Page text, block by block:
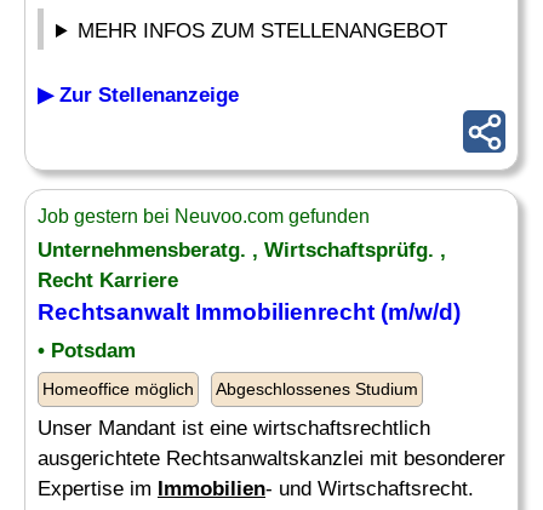
MEHR INFOS ZUM STELLENANGEBOT
▶ Zur Stellenanzeige
Job gestern bei Neuvoo.com gefunden
Unternehmensberatg. , Wirtschaftsprüfg. ,
Recht Karriere
Rechtsanwalt Immobilienrecht (m/w/d)
• Potsdam
Homeoffice möglich Abgeschlossenes Studium
Unser Mandant ist eine wirtschaftsrechtlich
ausgerichtete Rechtsanwaltskanzlei mit besonderer
Expertise im Immobilien- und Wirtschaftsrecht.